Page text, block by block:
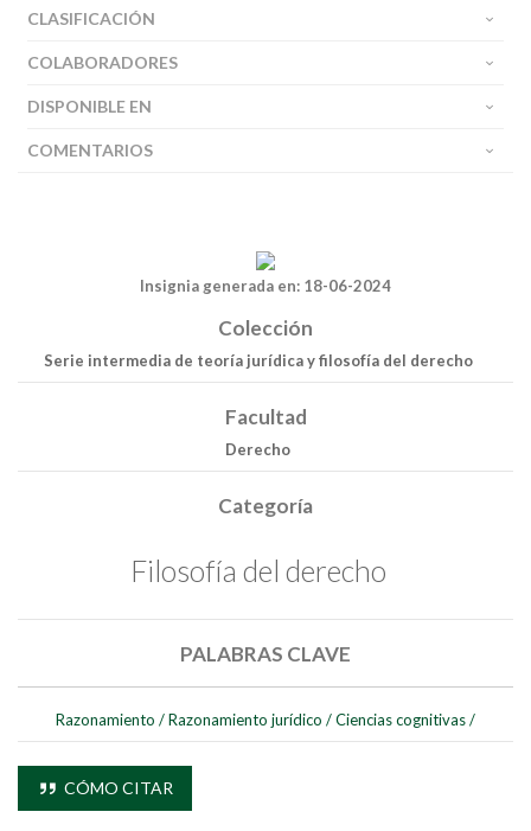
CLASIFICACIÓN
COLABORADORES
DISPONIBLE EN
COMENTARIOS
Insignia generada en: 18-06-2024
Colección
Serie intermedia de teoría jurídica y filosofía del derecho
Facultad
Derecho
Categoría
Filosofía del derecho
PALABRAS CLAVE
Razonamiento /Razonamiento jurídico /Ciencias cognitivas/
CÓMO CITAR